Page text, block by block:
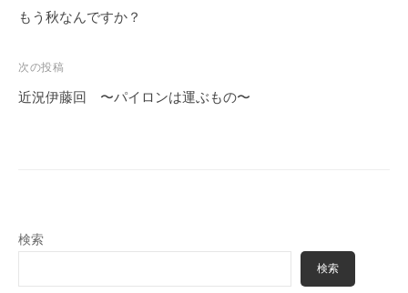
稿
ビ
ゲ
もう秋なんですか？
次の投稿
近況伊藤回 〜パイロンは運ぶもの〜
検索
検索